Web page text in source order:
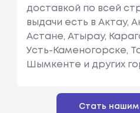
доставкой по всей
выдачи есть в Актау,
Астане, Атырау,
Усть-Каменогорске,
Шымкенте и других
Стать нашим